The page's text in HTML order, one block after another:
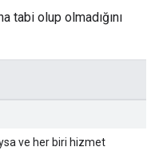
tabi olup olmadığını
ve her biri hizmet